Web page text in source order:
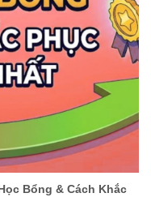
Bổng & Cách Khắc